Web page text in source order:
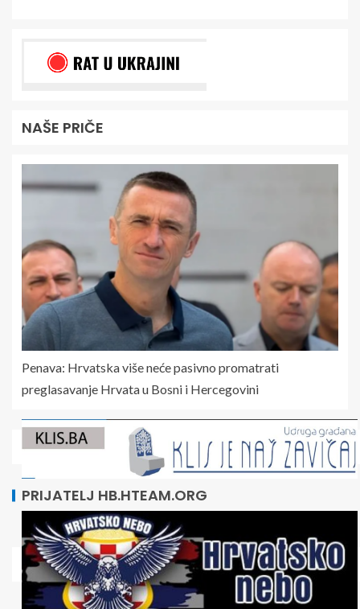
NAŠE PRIČE
Penava: Hrvatska više neće pasivno promatrati
preglasavanje Hrvata u Bosni i Hercegovini
PRIJATELJ HB.HTEAM.ORG